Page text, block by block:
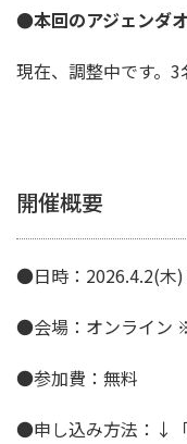
●本回のアジェンダ
現在、調整中です。3
開催概要
●日時：2026.4.2(木)
●会場：オンライン
●参加費：無料
●申し込み方法：↓